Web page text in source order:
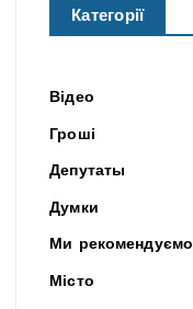
Категорії
Відео
Гроші
Депутаты
Думки
Ми рекомендуємо
Місто